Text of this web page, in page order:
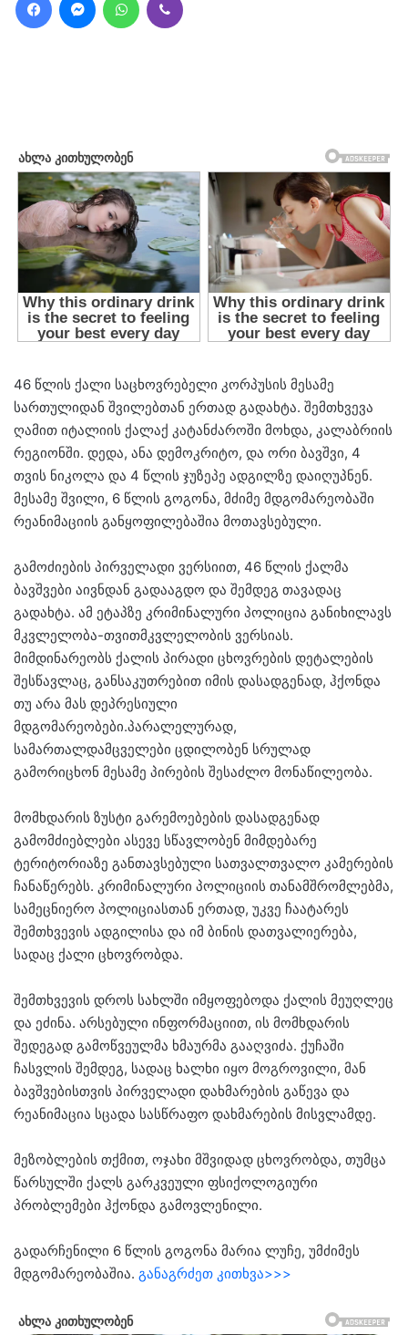
46 წლის ქალი საცხოვრებელი კორპუსის მესამე
სართულიდან შვილებთან ერთად გადახტა. შემთხვევა
ღამით იტალიის ქალაქ კატანძაროში მოხდა, კალაბრიის
რეგიონში. დედა, ანა დემოკრიტო, და ორი ბავშვი, 4
თვის ნიკოლა და 4 წლის ჯუზეპე ადგილზე დაიღუპნენ.
მესამე შვილი, 6 წლის გოგონა, მძიმე მდგომარეობაში
რეანიმაციის განყოფილებაშია მოთავსებული.
გამოძიების პირველადი ვერსიით, 46 წლის ქალმა
ბავშვები აივნდან გადააგდო და შემდეგ თავადაც
გადახტა. ამ ეტაპზე კრიმინალური პოლიცია განიხილავს
მკვლელობა-თვითმკვლელობის ვერსიას.
მიმდინარეობს ქალის პირადი ცხოვრების დეტალების
შესწავლაც, განსაკუთრებით იმის დასადგენად, ჰქონდა
თუ არა მას დეპრესიული
მდგომარეობები.პარალელურად,
სამართალდამცველები ცდილობენ სრულად
გამორიცხონ მესამე პირების შესაძლო მონაწილეობა.
მომხდარის ზუსტი გარემოებების დასადგენად
გამომძიებლები ასევე სწავლობენ მიმდებარე
ტერიტორიაზე განთავსებული სათვალთვალო კამერების
ჩანაწერებს. კრიმინალური პოლიციის თანამშრომლებმა,
სამეცნიერო პოლიციასთან ერთად, უკვე ჩაატარეს
შემთხვევის ადგილისა და იმ ბინის დათვალიერება,
სადაც ქალი ცხოვრობდა.
შემთხვევის დროს სახლში იმყოფებოდა ქალის მეუღლეც
და ეძინა. არსებული ინფორმაციით, ის მომხდარის
შედეგად გამოწვეულმა ხმაურმა გააღვიძა. ქუჩაში
ჩასვლის შემდეგ, სადაც ხალხი იყო მოგროვილი, მან
ბავშვებისთვის პირველადი დახმარების გაწევა და
რეანიმაცია სცადა სასწრაფო დახმარების მისვლამდე.
მეზობლების თქმით, ოჯახი მშვიდად ცხოვრობდა, თუმცა
წარსულში ქალს გარკვეული ფსიქოლოგიური
პრობლემები ჰქონდა გამოვლენილი.
გადარჩენილი 6 წლის გოგონა მარია ლუჩე, უმძიმეს
მდგომარეობაშია. განაგრძეთ კითხვა>>>